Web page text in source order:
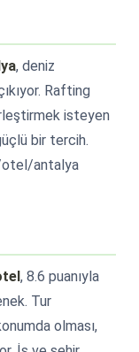
, deniz
Rafting
isteyen
bir tercih.
otel/antalya
, 8.6 puanıyla
Tur
olması,